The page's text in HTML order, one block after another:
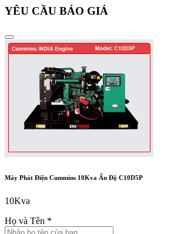
YÊU CẦU BÁO GIÁ
Máy Phát Điện Cummins 10Kva Ấn Độ C10D5P
10Kva
Họ và Tên *